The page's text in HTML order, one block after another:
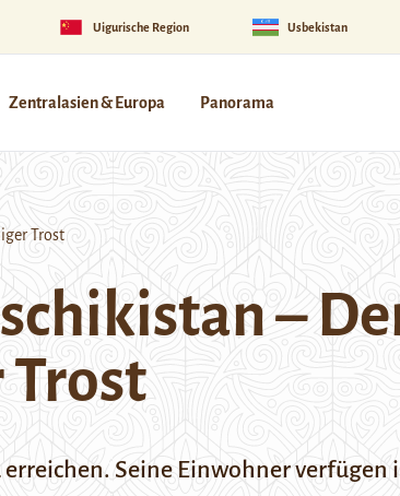
Uigurische Region Usbekistan
Zentralasien & Europa Panorama
Trost
–
Trost
Seine Einwohner